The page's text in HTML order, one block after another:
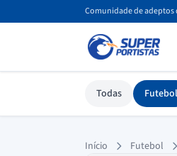
Comunidade de adeptos
Todas Futebol
Início Futebol